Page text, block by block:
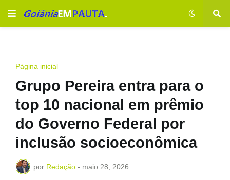
Página inicial
Grupo Pereira entra para o
top 10 nacional em prêmio
do Governo Federal por
inclusão socioeconômica
por Redação - maio 28, 2026